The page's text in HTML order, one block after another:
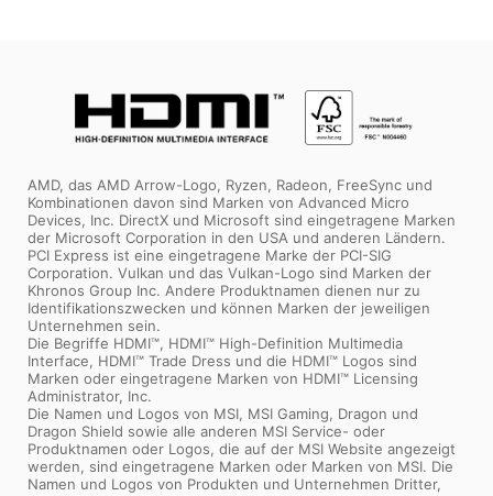
AMD, das AMD Arrow-Logo, Ryzen, Radeon, FreeSync und
Kombinationen davon sind Marken von Advanced Micro
Devices, Inc. DirectX und Microsoft sind eingetragene Marken
der Microsoft Corporation in den USA und anderen Ländern.
PCI Express ist eine eingetragene Marke der PCI-SIG
Corporation. Vulkan und das Vulkan-Logo sind Marken der
Khronos Group Inc. Andere Produktnamen dienen nur zu
Identifikationszwecken und können Marken der jeweiligen
Unternehmen sein.
Die Begriffe HDMI™, HDMI™ High-Definition Multimedia
Interface, HDMI™ Trade Dress und die HDMI™ Logos sind
Marken oder eingetragene Marken von HDMI™ Licensing
Administrator, Inc.
Die Namen und Logos von MSI, MSI Gaming, Dragon und
Dragon Shield sowie alle anderen MSI Service- oder
Produktnamen oder Logos, die auf der MSI Website angezeigt
werden, sind eingetragene Marken oder Marken von MSI. Die
Namen und Logos von Produkten und Unternehmen Dritter,